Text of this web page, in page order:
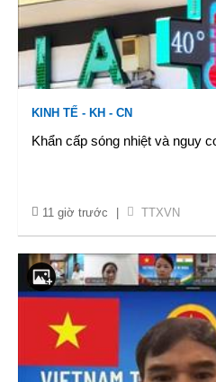
KINH TẾ - KH - CN
Khẩn cấp sóng nhiệt và nguy
11 giờ trước TTXVN